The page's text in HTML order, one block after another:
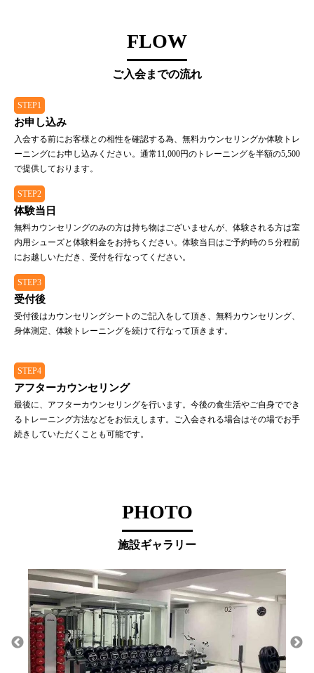
FLOW
ご入会までの流れ
STEP1
お申し込み
入会する前にお客様との相性を確認する為、無料カウンセリングか体験トレ
ーニングにお申し込みください。通常11,000円のトレーニングを半額の5,500
で提供しております。
STEP2
体験当日
無料カウンセリングのみの方は持ち物はございませんが、体験される方は室
内用シューズと体験料金をお持ちください。体験当日はご予約時の５分程前
にお越しいただき、受付を行なってください。
STEP3
受付後
受付後はカウンセリングシートのご記入をして頂き、無料カウンセリング、
身体測定、体験トレーニングを続けて行なって頂きます。
STEP4
アフターカウンセリング
最後に、アフターカウンセリングを行います。今後の食生活やご自身ででき
るトレーニング方法などをお伝えします。ご入会される場合はその場でお手
続きしていただくことも可能です。
PHOTO
施設ギャラリー